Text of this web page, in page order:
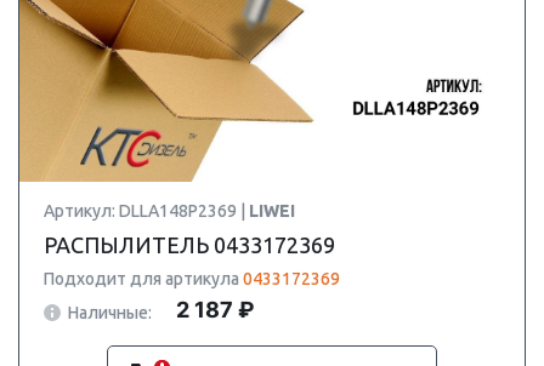
Артикул: DLLA148P2369 | LIWEI
РАСПЫЛИТЕЛЬ 0433172369
Подходит для артикула 0433172369
Наличные:
2 187 ₽